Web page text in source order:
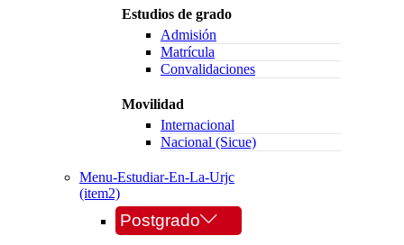
Estudios de grado
Admisión
Matrícula
Convalidaciones
Movilidad
Internacional
Nacional (Sicue)
Menu-Estudiar-En-La-Urjc
(item2)
Postgrado